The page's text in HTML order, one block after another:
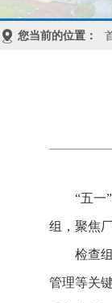
您当前的位置：
“五一
组，聚焦
检查
管理等关